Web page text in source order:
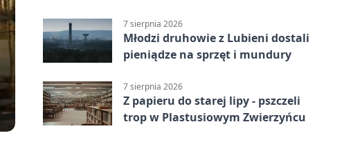
7 sierpnia 2026
Młodzi druhowie z Lubieni dostali
pieniądze na sprzęt i mundury
7 sierpnia 2026
Z papieru do starej lipy - pszczeli
trop w Plastusiowym Zwierzyńcu